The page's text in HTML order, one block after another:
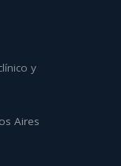
y
Aires